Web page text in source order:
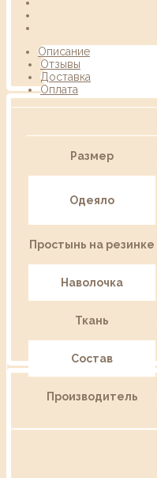
Описание
Отзывы
Доставка
Оплата
Размер
Одеяло
Простынь на резинке
Наволочка
Ткань
Состав
Производитель